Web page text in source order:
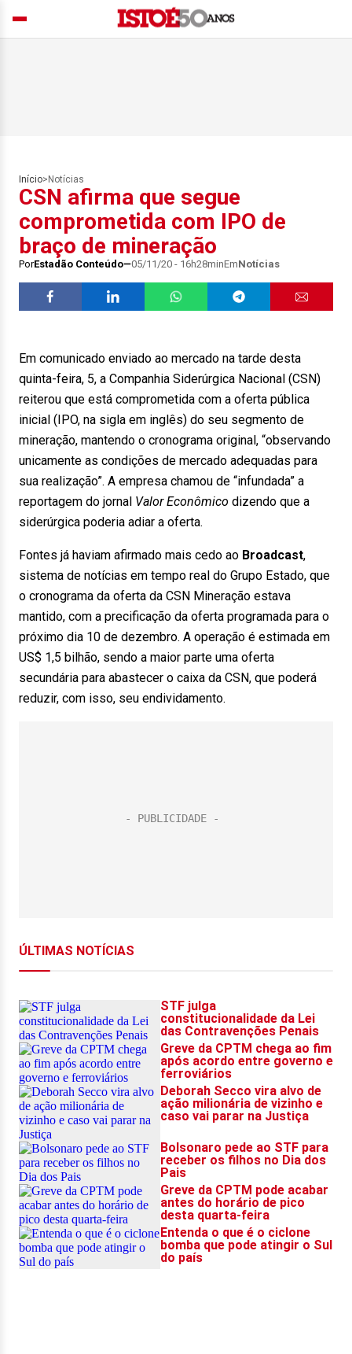
Início> Notícias
CSN afirma que segue
comprometida com IPO de
braço de mineração
PorEstadão Conteúdo 05/11/20 - 16h28minEmNotícias
Em comunicado enviado ao mercado na tarde desta
quinta-feira, 5, a Companhia Siderúrgica Nacional (CSN)
reiterou que está comprometida com a oferta pública
inicial (IPO, na sigla em inglês) do seu segmento de
mineração, mantendo o cronograma original, “observando
unicamente as condições de mercado adequadas para
sua realização”. A empresa chamou de “infundada” a
reportagem do jornal Valor Econômico dizendo que a
siderúrgica poderia adiar a oferta.
Fontes já haviam afirmado mais cedo ao Broadcast,
sistema de notícias em tempo real do Grupo Estado, que
o cronograma da oferta da CSN Mineração estava
mantido, com a precificação da oferta programada para o
próximo dia 10 de dezembro. A operação é estimada em
US$ 1,5 bilhão, sendo a maior parte uma oferta
secundária para abastecer o caixa da CSN, que poderá
reduzir, com isso, seu endividamento.